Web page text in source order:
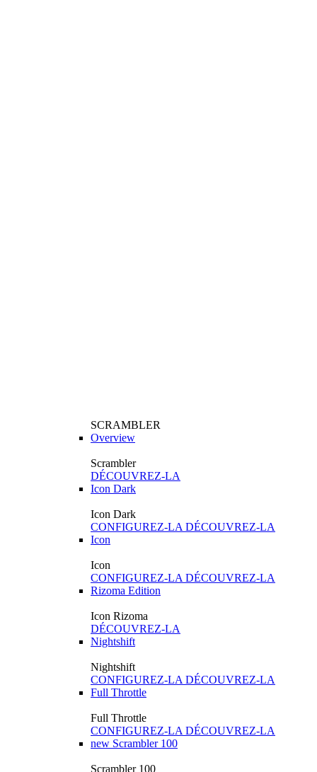
SCRAMBLER
Overview
Scrambler
DÉCOUVREZ-LA
Icon Dark
Icon Dark
CONFIGUREZ-LA DÉCOUVREZ-LA
Icon
Icon
CONFIGUREZ-LA DÉCOUVREZ-LA
Rizoma Edition
Icon Rizoma
DÉCOUVREZ-LA
Nightshift
Nightshift
CONFIGUREZ-LA DÉCOUVREZ-LA
Full Throttle
Full Throttle
CONFIGUREZ-LA DÉCOUVREZ-LA
new Scrambler 100
Scrambler 100